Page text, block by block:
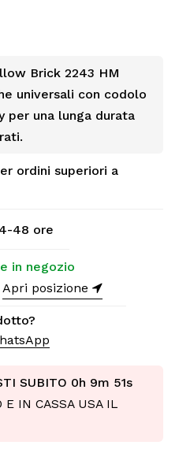
Brick 2243 HM
universali con codolo
per una lunga durata
ordini superiori a
48 ore
in negozio
Apri posizione
SUBITO 0h 9m 51s
E IN CASSA USA IL